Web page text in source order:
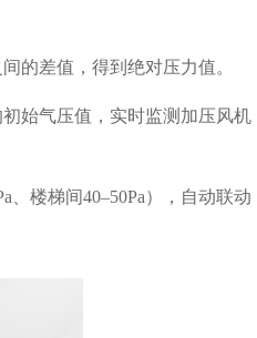
的差值，得到绝对压力值。
始气压值，实时监测加压风机
楼梯间40–50Pa），自动联动